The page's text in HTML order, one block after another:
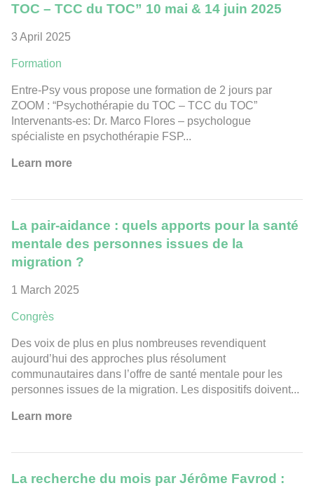
TOC – TCC du TOC” 10 mai & 14 juin 2025
3 April 2025
Formation
Entre-Psy vous propose une formation de 2 jours par
ZOOM : “Psychothérapie du TOC – TCC du TOC”
Intervenants-es: Dr. Marco Flores – psychologue
spécialiste en psychothérapie FSP...
Learn more
La pair-aidance : quels apports pour la santé
mentale des personnes issues de la
migration ?
1 March 2025
Congrès
Des voix de plus en plus nombreuses revendiquent
aujourd’hui des approches plus résolument
communautaires dans l’offre de santé mentale pour les
personnes issues de la migration. Les dispositifs doivent...
Learn more
La recherche du mois par Jérôme Favrod :